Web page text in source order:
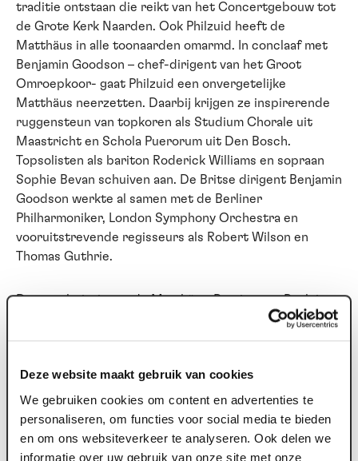
Deze website maakt gebruik van cookies
We gebruiken cookies om content en advertenties te
personaliseren, om functies voor social media te bieden
en om ons websiteverkeer te analyseren. Ook delen we
informatie over uw gebruik van onze site met onze
traditie ontstaan die reikt van het Concertgebouw tot
de Grote Kerk Naarden. Ook Philzuid heeft de
Matthäus in alle toonaarden omarmd. In conclaaf met
Benjamin Goodson – chef-dirigent van het Groot
Omroepkoor- gaat Philzuid een onvergetelijke
Matthäus neerzetten. Daarbij krijgen ze inspirerende
ruggensteun van topkoren als Studium Chorale uit
Maastricht en Schola Puerorum uit Den Bosch.
Topsolisten als bariton Roderick Williams en sopraan
Sophie Bevan schuiven aan. De Britse dirigent Benjamin
Goodson werkte al samen met de Berliner
Philharmoniker, London Symphony Orchestra en
vooruitstrevende regisseurs als Robert Wilson en
Thomas Guthrie.
De populariteit van de Matthäus-Passion van Bach is
onomstreden. Al jaren prijkt het meesterwerk
bovenaan de Klassieke Top 400 van NPO Klassiek. Voor
muziek, de Duitse barokmeester schreef een
paasoratorium dat zijn gelijke niet kent. Een heilzame
adempauze voor iedereen die even aan de hectiek van
deze wereld wil ontsnappen. Bach tuigde zijn uiterst
ingenieuze muziek op met onvergankelijke melodieën